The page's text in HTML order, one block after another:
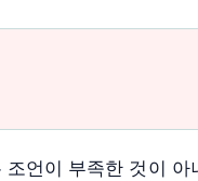
언이 부족한 것이 아